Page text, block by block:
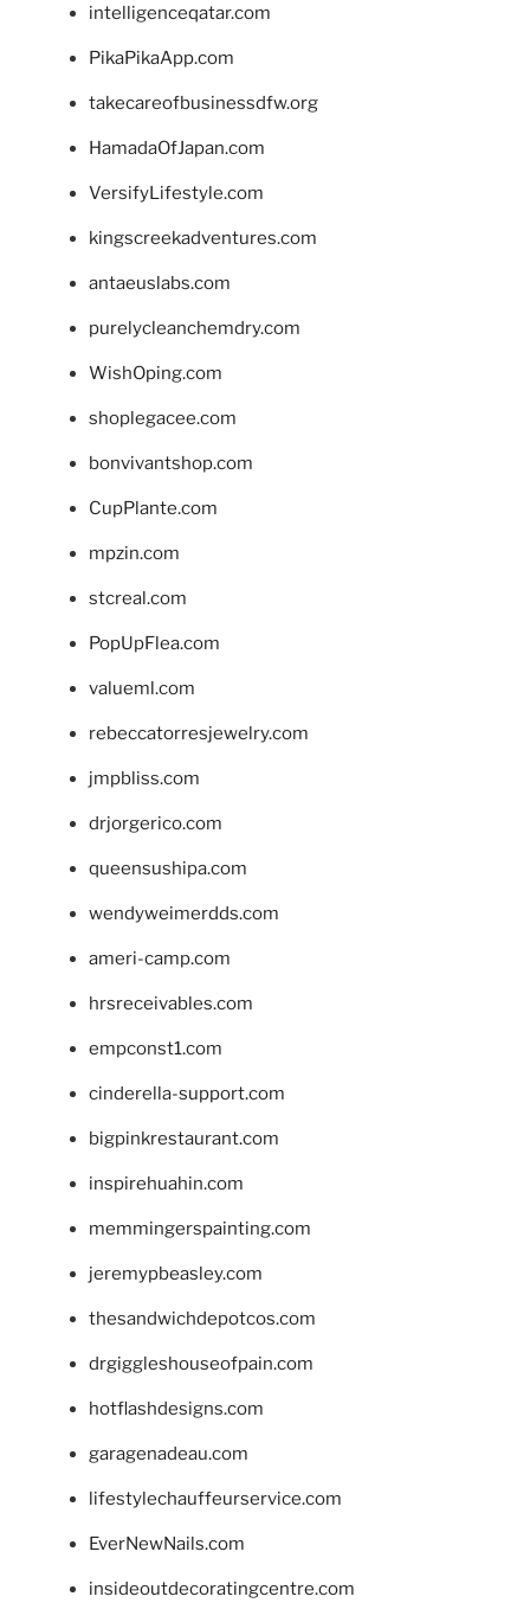
intelligenceqatar.com
PikaPikaApp.com
takecareofbusinessdfw.org
HamadaOfJapan.com
VersifyLifestyle.com
kingscreekadventures.com
antaeuslabs.com
purelycleanchemdry.com
WishOping.com
shoplegacee.com
bonvivantshop.com
CupPlante.com
mpzin.com
stcreal.com
PopUpFlea.com
valueml.com
rebeccatorresjewelry.com
jmpbliss.com
drjorgerico.com
queensushipa.com
wendyweimerdds.com
ameri-camp.com
hrsreceivables.com
empconst1.com
cinderella-support.com
bigpinkrestaurant.com
inspirehuahin.com
memmingerspainting.com
jeremypbeasley.com
thesandwichdepotcos.com
drgiggleshouseofpain.com
hotflashdesigns.com
garagenadeau.com
lifestylechauffeurservice.com
EverNewNails.com
insideoutdecoratingcentre.com